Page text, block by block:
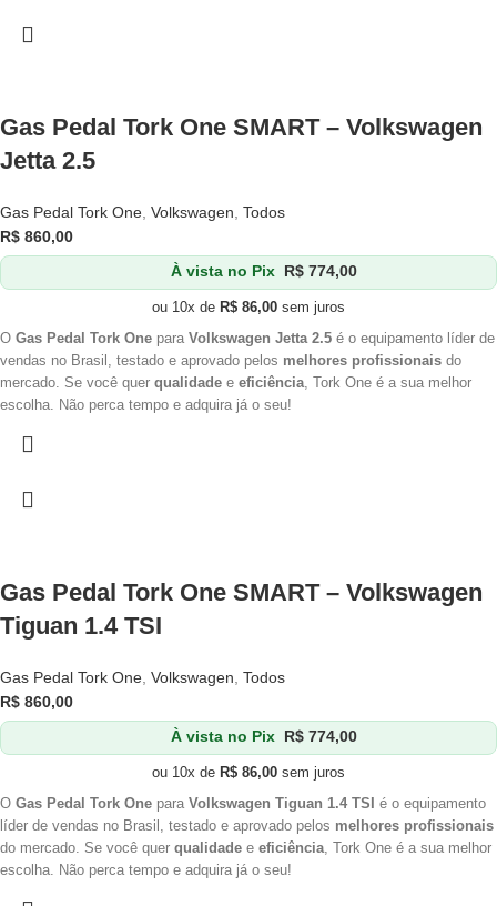
Gas Pedal Tork One SMART – Volkswagen
Jetta 2.5
Gas Pedal Tork One Volkswagen Todos
R$ 860,00
À vista no Pix R$ 774,00
ou 10x de R$ 86,00 sem juros
O Gas Pedal Tork One para Volkswagen Jetta 2.5 é o equipamento líder de
vendas no Brasil, testado e aprovado pelos melhores profissionais do
mercado. Se você quer qualidade e eficiência, Tork One é a sua melhor
escolha. Não perca tempo e adquira já o seu!
Gas Pedal Tork One SMART – Volkswagen
Tiguan 1.4 TSI
Gas Pedal Tork One Volkswagen Todos
R$ 860,00
À vista no Pix R$ 774,00
ou 10x de R$ 86,00 sem juros
O Gas Pedal Tork One para Volkswagen Tiguan 1.4 TSI
é o equipamento
líder de vendas no Brasil, testado e aprovado pelos melhores profissionais
do mercado. Se você quer qualidade e eficiência , Tork One é a sua melhor
escolha. Não perca tempo e adquira já o seu!